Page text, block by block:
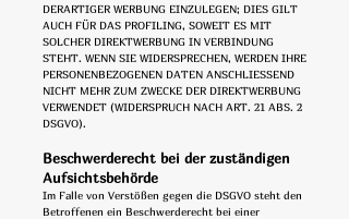
DERARTIGER WERBUNG EINZULEGEN; DIES GILT
AUCH FÜR DAS PROFILING, SOWEIT ES MIT
SOLCHER DIREKTWERBUNG IN VERBINDUNG
STEHT. WENN SIE WIDERSPRECHEN, WERDEN IHRE
PERSONENBEZOGENEN DATEN ANSCHLIESSEND
NICHT MEHR ZUM ZWECKE DER DIREKTWERBUNG
VERWENDET (WIDERSPRUCH NACH ART. 21 ABS. 2
DSGVO).
Beschwerde­recht bei der zuständigen
Aufsichts­behörde
Im Falle von Verstößen gegen die DSGVO steht den
Betroffenen ein Beschwerderecht bei einer